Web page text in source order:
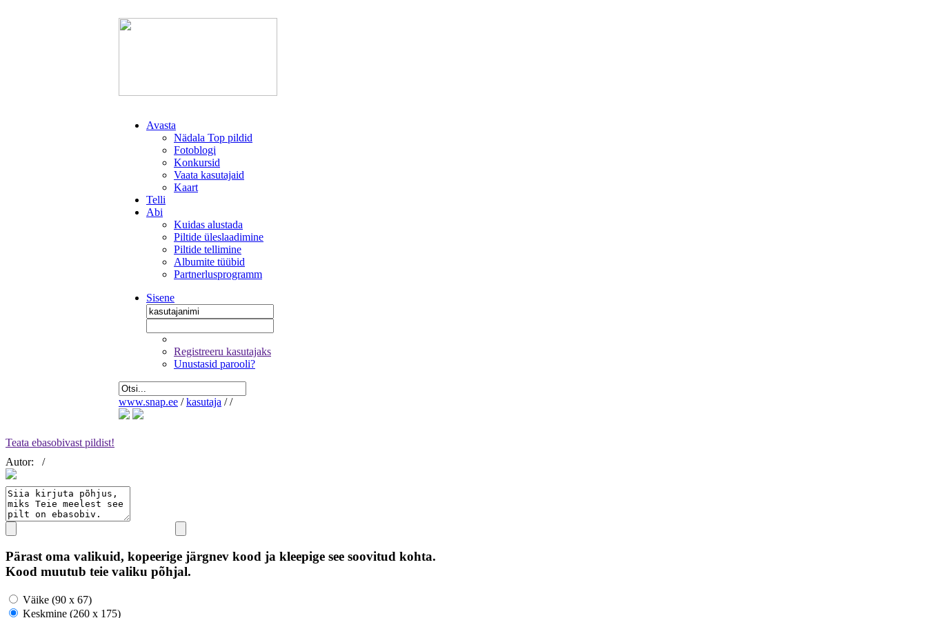
Avasta
Nädala Top pildid
Fotoblogi
Konkursid
Vaata kasutajaid
Kaart
Telli
Abi
Kuidas alustada
Piltide üleslaadimine
Piltide tellimine
Albumite tüübid
Partnerlusprogramm
Sisene
Registreeru kasutajaks
Unustasid parooli?
www.snap.ee / kasutaja / /
Teata ebasobivast pildist!
Autor:
/
Pärast oma valikuid, kopeerige järgnev kood ja kleepige see soovitud kohta.
Kood muutub teie valiku põhjal.
Väike (90 x 67)
Keskmine (260 x 175)